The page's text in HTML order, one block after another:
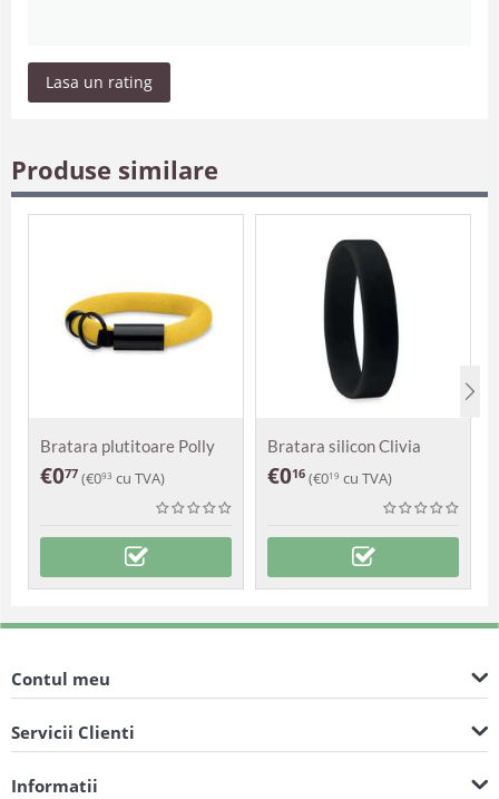
Lasa un rating
Produse similare
Bratara plutitoare Polly
€077 (€093 cu TVA)
Bratara silicon Clivia
€016 (€019 cu TVA)
Contul meu
Servicii Clienti
Informatii